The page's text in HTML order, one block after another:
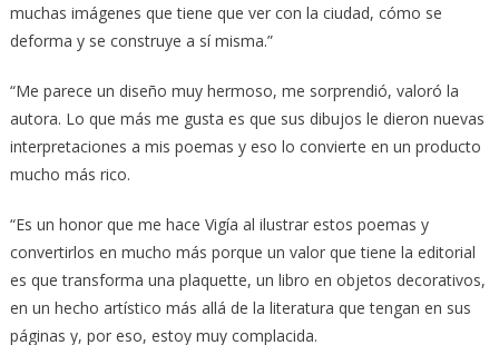
muchas imágenes que tiene que ver con la ciudad, cómo se
deforma y se construye a sí misma.”
“Me parece un diseño muy hermoso, me sorprendió, valoró la
autora. Lo que más me gusta es que sus dibujos le dieron nuevas
interpretaciones a mis poemas y eso lo convierte en un producto
mucho más rico.
“Es un honor que me hace Vigía al ilustrar estos poemas y
convertirlos en mucho más porque un valor que tiene la editorial
es que transforma una plaquette, un libro en objetos decorativos,
en un hecho artístico más allá de la literatura que tengan en sus
páginas y, por eso, estoy muy complacida.